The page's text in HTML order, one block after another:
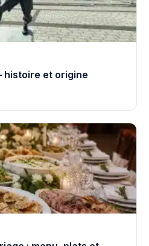
histoire et origine